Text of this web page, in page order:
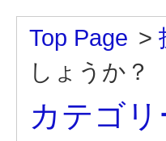
Top Page >
しょうか？
カテゴ